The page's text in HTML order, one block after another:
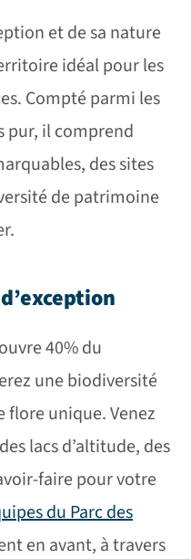
et de sa nature
idéal pour les
Compté parmi les
pur, il comprend
des sites
de patrimoine
40% du
une biodiversité
flore unique. Venez
lacs d’altitude, des
faire pour votre
du Parc des
en avant, à travers